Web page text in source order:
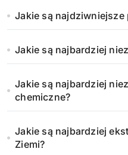
Jakie są najdziwniejsze
Jakie są najbardziej
Jakie są najbardziej
chemiczne?
Jakie są najbardziej
Ziemi?